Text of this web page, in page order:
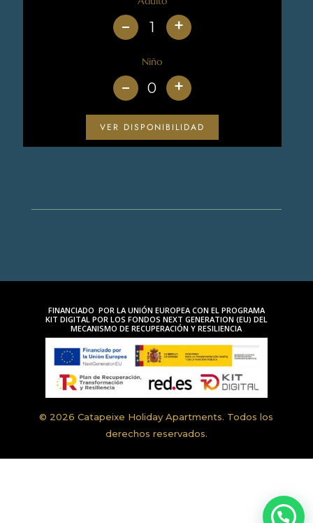
+
Niño
+
VER DISPONIBILIDAD
FINANCIADO POR LA UNIÓN EUROPEA CON EL PROGRAMA
KIT DIGITAL POR LOS FONDOS NEXT GENERATION (EU) DEL
MECANISMO DE RECUPERACIÓN Y RESILIENCIA
© 2026 Catapeixe Holiday Apartments. Todos los
derechos reservados.